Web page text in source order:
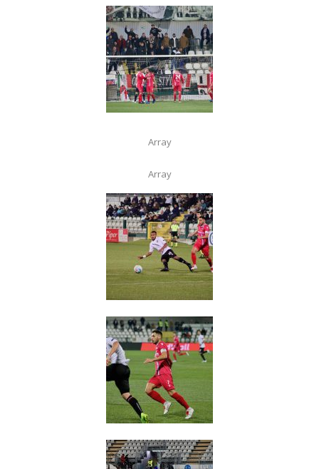
Array
Array